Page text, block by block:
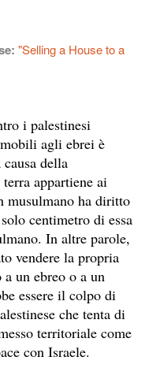
"Selling a House to a
i palestinesi
agli ebrei è
della
appartiene ai
musulmano ha diritto
centimetro di essa
In altre parole,
vendere la propria
un ebreo o a un
essere il colpo di
che tenta di
territoriale come
con Israele.